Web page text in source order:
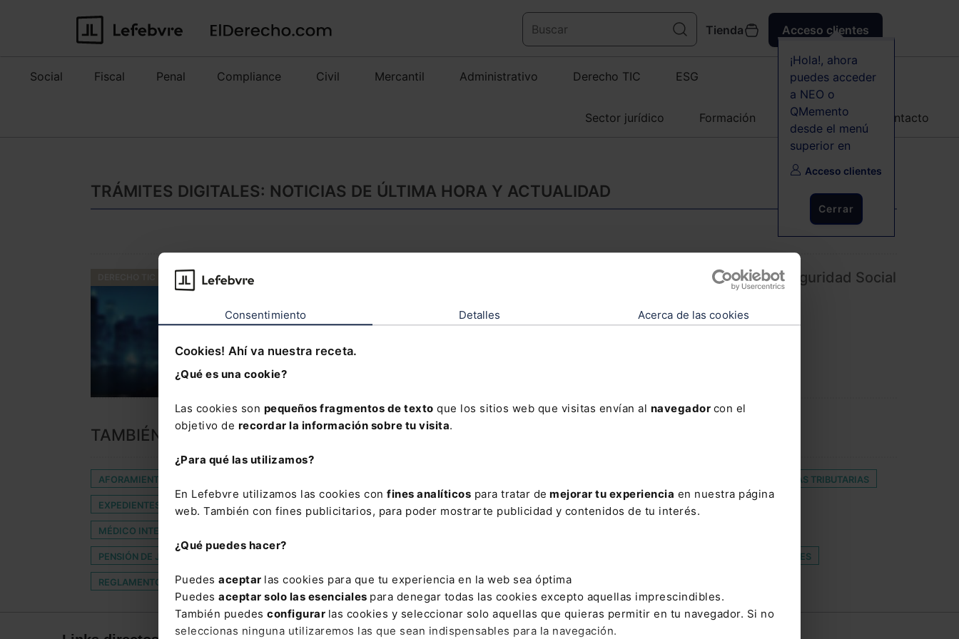
Consentimiento Detalles Acerca de las cookies
Cookies! Ahí va nuestra receta.
¿Qué es una cookie?
Las cookies son pequeños fragmentos de texto que los sitios web que visitas envían al navegador con el
objetivo de recordar la información sobre tu visita.
¿Para qué las utilizamos?
En Lefebvre utilizamos las cookies con fines analíticos para tratar de mejorar tu experiencia en nuestra página
web. También con fines publicitarios, para poder mostrarte publicidad y contenidos de tu interés.
¿Qué puedes hacer?
Puedes aceptar las cookies para que tu experiencia en la web sea óptima
Puedes aceptar solo las esenciales para denegar todas las cookies excepto aquellas imprescindibles.
También puedes configurar las cookies y seleccionar solo aquellas que quieras permitir en tu navegador. Si no
seleccionas ninguna utilizaremos las que sean indispensables para la navegación.
Tienda Acceso clientes
¡Hola!, ahora
puedes acceder
a NEO o
QMemento
desde el menú
superior en
Acceso clientes
Cerrar
Social Fiscal Penal Compliance Civil Mercantil Administrativo Derecho TIC ESG
Sector jurídico Formación Agenda Contacto
TRÁMITES DIGITALES: NOTICIAS DE ÚLTIMA HORA Y ACTUALIDAD
Indra agiliza los trámites digitales con la Seguridad Social
mediante su sistema de firma electrónica
TAMBIÉN TE PUEDE INTERESAR
AFORAMIENTO DEUDAS TRIBUTARIAS
EXPEDIENTES FORO GERENCIAS LEGALES MÉXICO 2025 FUNDEEN FUVEX LEY ELECTORAL LICENCIA DE USO REPROGRÁFICO
MÉDICO INTERNO RESIDENTE
PENSIÓN DE JUBILACIÓN POR INCAPACIDAD ABSOLUTA RÉGIMEN JURÍDICO DE LOS ANIMALES
REGLAMENTO EUROPEO DE IA SELIER ABOGADOS STRATEGY UPC TELEKABEL WIEN VULNERACIÓN DE DERECHOS